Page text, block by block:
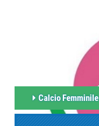
Calcio Femminile